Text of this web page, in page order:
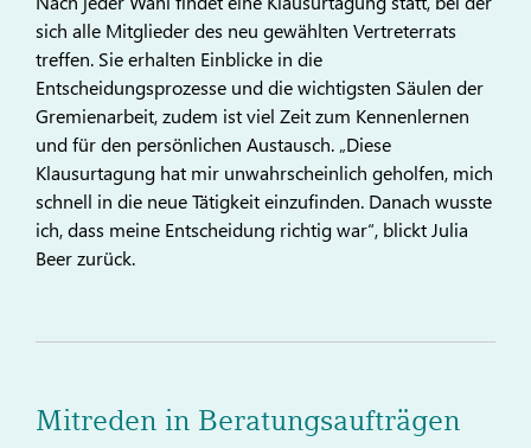
sich alle Mitglieder des neu gewählten Vertreterrats
treffen. Sie erhalten Einblicke in die
Entscheidungsprozesse und die wichtigsten Säulen der
Gremienarbeit, zudem ist viel Zeit zum Kennenlernen
und für den persönlichen Austausch. „Diese
Klausurtagung hat mir unwahrscheinlich geholfen, mich
schnell in die neue Tätigkeit einzufinden. Danach wusste
ich, dass meine Entscheidung richtig war“, blickt Julia
Beer zurück.
Mitreden in Beratungsaufträgen